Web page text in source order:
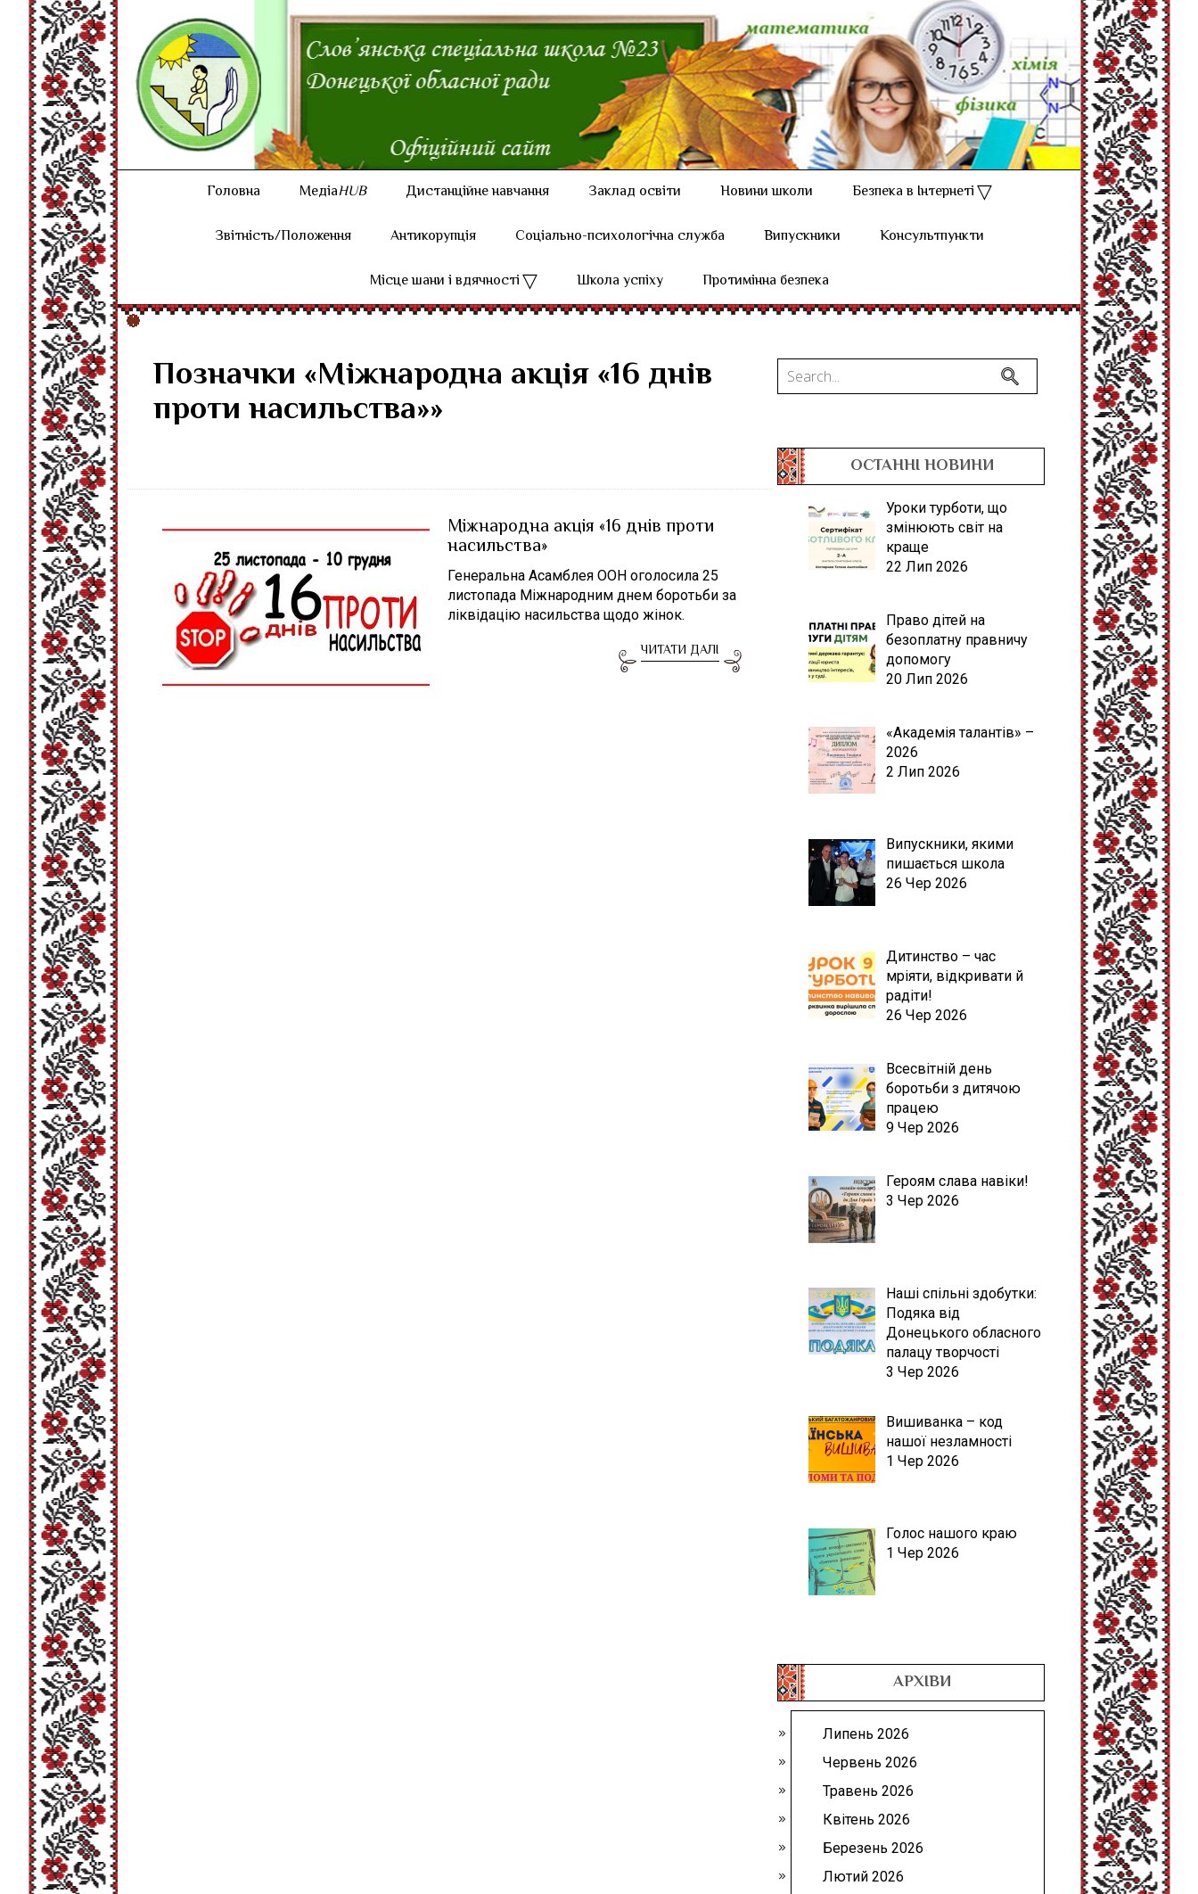
Головна МедіаHUB Дистанційне навчання Заклад освіти Новини школи
Безпека в Інтернеті
Звітність/Положення
Антикорупція Соціально-психологічна служба Випускники
Консультпункти
Місце шани і вдячності
Школа успіху Протимінна безпека
Позначки «Міжнародна акція «16 днів
проти насильства»»
Міжнародна акція «16 днів проти
насильства»
Генеральна Асамблея ООН оголосила 25
листопада Міжнародним днем боротьби за
ліквідацію насильства щодо жінок.
ЧИТАТИ ДАЛІ
ОСТАННІ НОВИНИ
Уроки турботи, що
змінюють світ на
краще
22 Лип 2026
Право дітей на
безоплатну правничу
допомогу
20 Лип 2026
«Академія талантів» –
2026
2 Лип 2026
Випускники, якими
пишається школа
26 Чер 2026
Дитинство – час
мріяти, відкривати й
радіти!
26 Чер 2026
Всесвітній день
боротьби з дитячою
працею
9 Чер 2026
Героям слава навіки!
3 Чер 2026
Наші спільні здобутки:
Подяка від
Донецького обласного
палацу творчості
3 Чер 2026
Вишиванка – код
нашої незламності
1 Чер 2026
Голос нашого краю
1 Чер 2026
АРХІВИ
Липень 2026
Червень 2026
Травень 2026
Квітень 2026
Березень 2026
Лютий 2026